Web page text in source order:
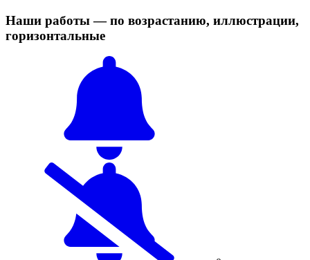
Наши работы — по возрастанию, иллюстрации,
горизонтальные